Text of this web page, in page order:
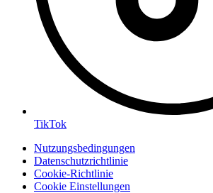
TikTok
Nutzungsbedingungen
Datenschutzrichtlinie
Cookie-Richtlinie
Cookie Einstellungen